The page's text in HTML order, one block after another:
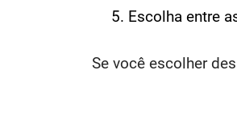
Escolha entre
Se você escolher